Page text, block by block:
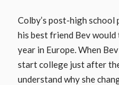
Colby’s post-high school
his best friend Bev would
year in Europe. When
start college just after
understand why she